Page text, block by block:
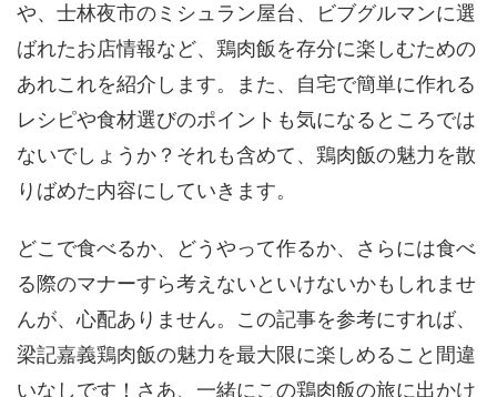
や、士林夜市のミシュラン屋台、ビブグルマンに選
ばれたお店情報など、鶏肉飯を存分に楽しむための
あれこれを紹介します。また、自宅で簡単に作れる
レシピや食材選びのポイントも気になるところでは
ないでしょうか？それも含めて、鶏肉飯の魅力を散
りばめた内容にしていきます。
どこで食べるか、どうやって作るか、さらには食べ
る際のマナーすら考えないといけないかもしれませ
んが、心配ありません。この記事を参考にすれば、
梁記嘉義鶏肉飯の魅力を最大限に楽しめること間違
いなしです！さあ、一緒にこの鶏肉飯の旅に出かけ